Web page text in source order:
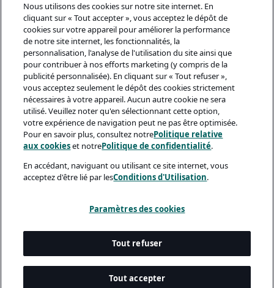
Nous utilisons des cookies sur notre site internet. En
cliquant sur « Tout accepter », vous acceptez le dépôt de
cookies sur votre appareil pour améliorer la performance
de notre site internet, les fonctionnalités, la
personnalisation, l'analyse de l'utilisation du site ainsi que
pour contribuer à nos efforts marketing (y compris de la
publicité personnalisée). En cliquant sur « Tout refuser »,
vous acceptez seulement le dépôt des cookies strictement
nécessaires à votre appareil. Aucun autre cookie ne sera
utilisé. Veuillez noter qu'en sélectionnant cette option,
votre expérience de navigation peut ne pas être optimisée.
Pour en savoir plus, consultez notrePolitique relative
aux cookieset notrePolitique de confidentialité.
En accédant, naviguant ou utilisant ce site internet, vous
acceptez d'être lié par lesConditions d'Utilisation.
Paramètres des cookies
Tout refuser
Tout accepter